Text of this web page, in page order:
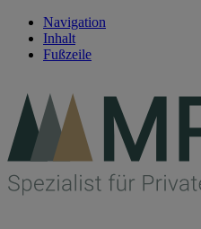
Navigation
Inhalt
Fußzeile